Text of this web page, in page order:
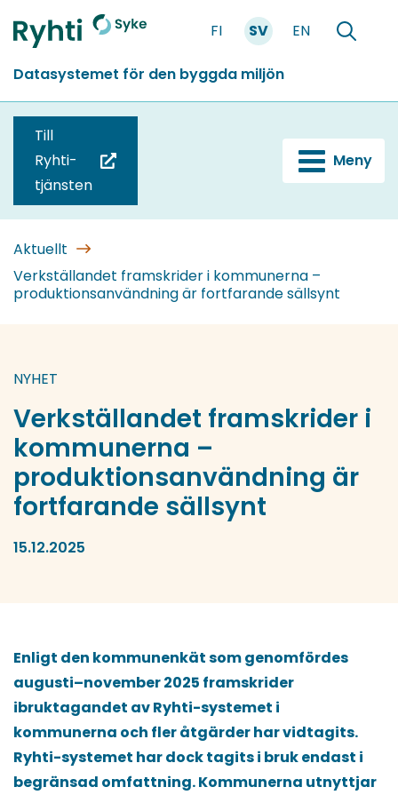
till
Förstasidan
FI SV EN
Söka
Datasystemet för den byggda miljön
Till
Ryhti-
tjänsten
blir
omdirigerad
till
en
annan
Meny
Aktuellt
Verkställandet framskrider i kommunerna –
produktionsanvändning är fortfarande sällsynt
NYHET
Verkställandet framskrider i
kommunerna –
produktionsanvändning är
fortfarande sällsynt
15.12.2025
Enligt den kommunenkät som genomfördes
augusti–november 2025 framskrider
ibruktagandet av Ryhti-systemet i
kommunerna och fler åtgärder har vidtagits.
Ryhti-systemet har dock tagits i bruk endast i
begränsad omfattning. Kommunerna utnyttjar